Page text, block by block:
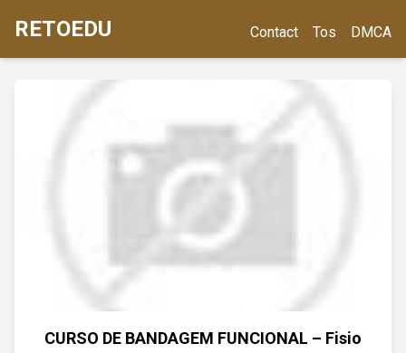
RETOEDU Contact Tos DMCA
CURSO DE BANDAGEM FUNCIONAL – Fisio